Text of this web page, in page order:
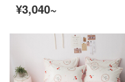
¥3,040~